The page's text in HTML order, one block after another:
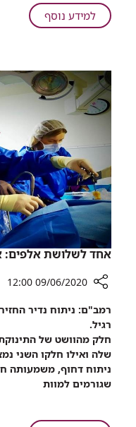
חולף
הקורונה
הם
פצצה
למידע נוסףעל
רמב"ם:
ארוע
מוחי
או
חולף
שלא
טופלו
בתקופת
הקורונה
הם
פצצה
מתקתקת
אחד לשלושת אלפים:
שיתוף
אחד
לשלושת
אלפים:
איך
שורדים
וושט?
09/06/2020 12:00
רמב"ם: ניתוח נדיר
רגיל.
חלק מהוושט של
שלה ואילו חלקו השני
ניתוח דחוף, משמעותה
שגורמים למוות